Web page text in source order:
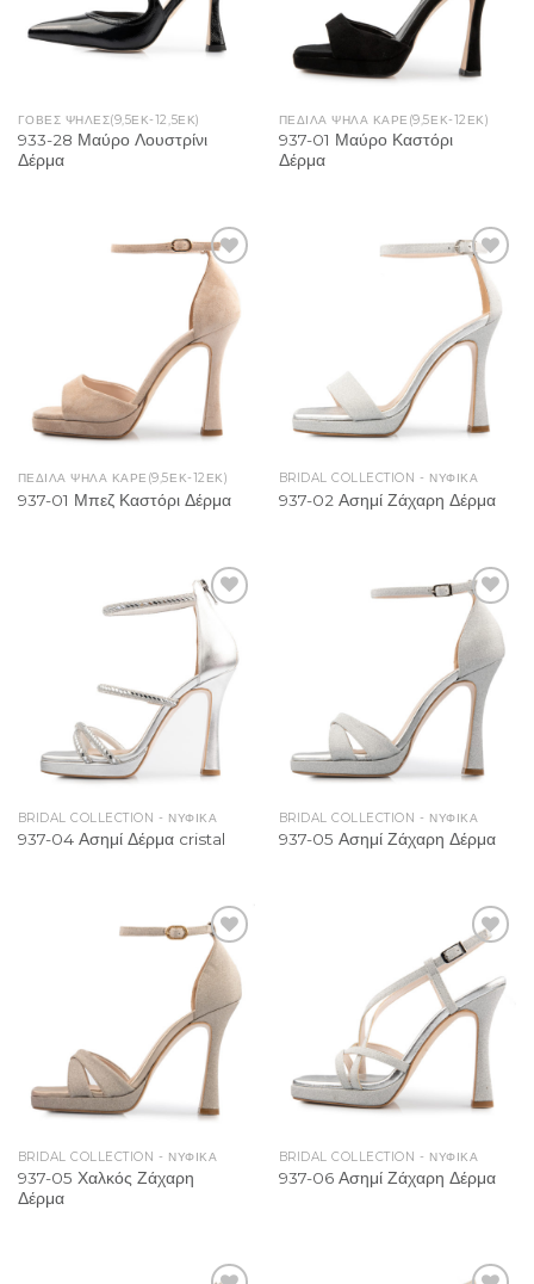
ΓΟΒΕΣ ΨΗΛΕΣ(9,5ΕΚ-12,5ΕΚ)
933-28 Μαύρο Λουστρίνι
Δέρμα
ΠΈΔΙΛΑ ΨΗΛΆ ΚΑΡΈ(9,5ΕΚ-12ΕΚ)
937-01 Μαύρο Καστόρι
Δέρμα
Add to
Wishlist
ΠΈΔΙΛΑ ΨΗΛΆ ΚΑΡΈ(9,5ΕΚ-12ΕΚ)
937-01 Μπεζ Καστόρι Δέρμα
Add to
Wishlist
BRIDAL COLLECTION - ΝΥΦΙΚΑ
937-02 Ασημί Ζάχαρη Δέρμα
Add to
Wishlist
BRIDAL COLLECTION - ΝΥΦΙΚΑ
937-04 Ασημί Δέρμα cristal
Add to
Wishlist
BRIDAL COLLECTION - ΝΥΦΙΚΑ
937-05 Ασημί Ζάχαρη Δέρμα
Add to
Wishlist
BRIDAL COLLECTION - ΝΥΦΙΚΑ
937-05 Χαλκός Ζάχαρη
Δέρμα
Add to
Wishlist
BRIDAL COLLECTION - ΝΥΦΙΚΑ
937-06 Ασημί Ζάχαρη Δέρμα